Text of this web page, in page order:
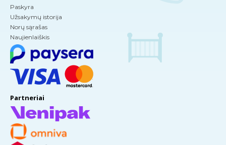
Paskyra
Užsakymų istorija
Norų sąrašas
Naujienlaiškis
Partneriai